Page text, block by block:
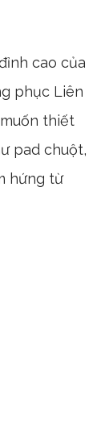
cao của
phục Liên
thiết
pad chuột,
hứng từ